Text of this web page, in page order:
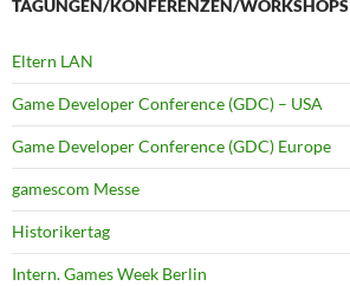
TAGUNGEN/KONFERENZEN/WORKSHOPS
Eltern LAN
Game Developer Conference (GDC) – USA
Game Developer Conference (GDC) Europe
gamescom Messe
Historikertag
Intern. Games Week Berlin